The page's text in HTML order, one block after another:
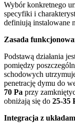
Wybór konkretnego
specyfiki i
definiują instalowane
Zasada
Podstawą działania
pomiędzy
schodowych
penetrację dymu do
70 Pa przy
obniżają się do 25-35
Integracja z